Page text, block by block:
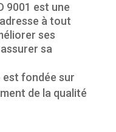
9001 est une
à tout
ses
sa
fondée sur
de la qualité